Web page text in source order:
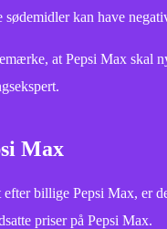
sødemidler kan have
at Pepsi Max skal
Max
billige Pepsi Max, er
priser på Pepsi Max.